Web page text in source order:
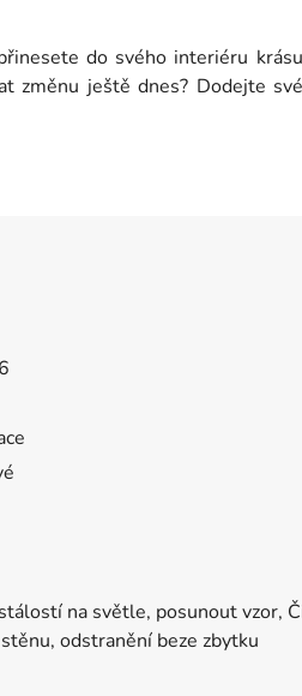
do svého interiéru
změnu ještě dnes? Dodejte
na světle, posunout vzor,
odstranění beze zbytku